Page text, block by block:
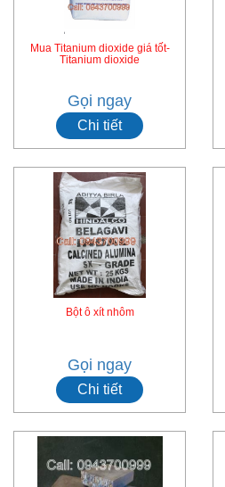
Mua Titanium dioxide giá tốt-
Titanium dioxide
Gọi ngay
Chi tiết
Bột ô xít nhôm
Gọi ngay
Chi tiết